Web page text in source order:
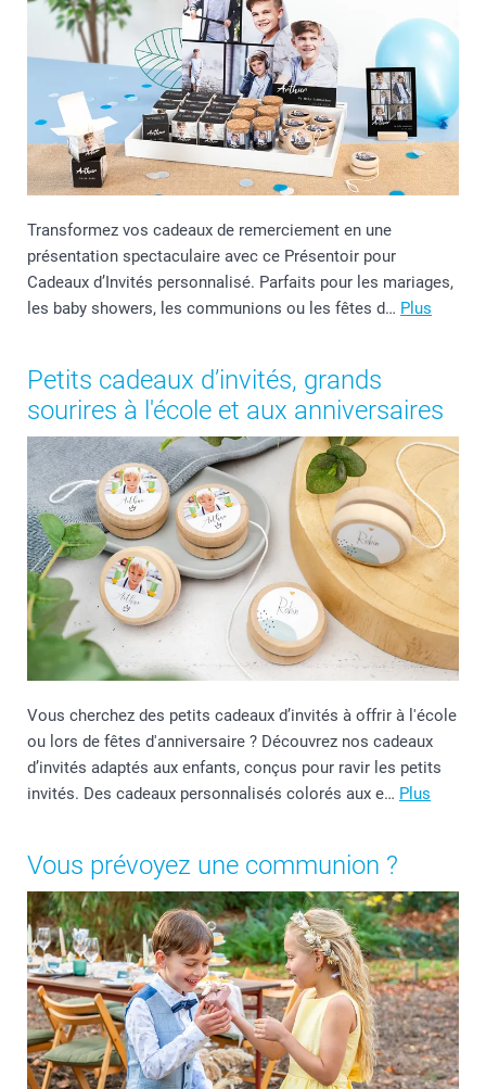
Transformez vos cadeaux de remerciement en une
présentation spectaculaire avec ce Présentoir pour
Cadeaux d’Invités personnalisé. Parfaits pour les mariages,
les baby showers, les communions ou les fêtes d… Plus
Petits cadeaux d’invités, grands
sourires à l'école et aux anniversaires
Vous cherchez des petits cadeaux d’invités à offrir à l'école
ou lors de fêtes d'anniversaire ? Découvrez nos cadeaux
d’invités adaptés aux enfants, conçus pour ravir les petits
invités. Des cadeaux personnalisés colorés aux e… Plus
Vous prévoyez une communion ?